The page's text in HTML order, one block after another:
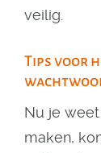
veilig.
Tips voor
Nu je
maken,